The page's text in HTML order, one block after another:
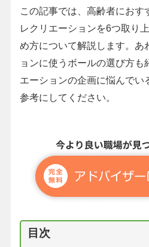
この記事では、高齢者におす
レクリエーションを6つ取り
め方について解説します。あ
ョンに使うボールの選び方も
エーションの企画に悩んでい
参考にしてください。
目次